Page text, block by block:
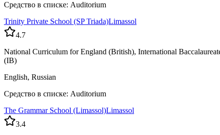
Средство в списке: Auditorium
Trinity Private School (SP Triada)Limassol
4.7
National Curriculum for England (British), International
(IB)
English, Russian
Средство в списке: Auditorium
The Grammar School (Limassol)Limassol
3.4